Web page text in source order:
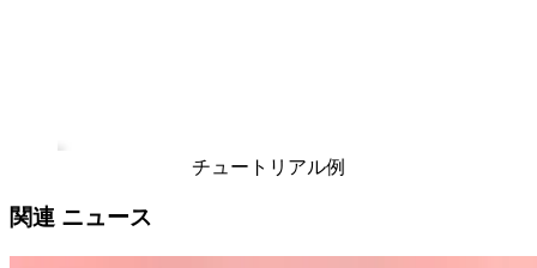
チュートリアル例
関連 ニュース